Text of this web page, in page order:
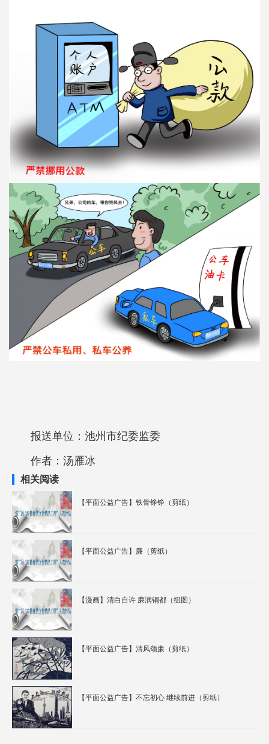
报送单位：池州市纪委监委
作者：汤雁冰
相关阅读
【平面公益广告】铁骨铮铮（剪纸）
【平面公益广告】廉（剪纸）
【漫画】清白自许 廉润铜都（组图）
【平面公益广告】清风颂廉（剪纸）
【平面公益广告】不忘初心 继续前进（剪纸）